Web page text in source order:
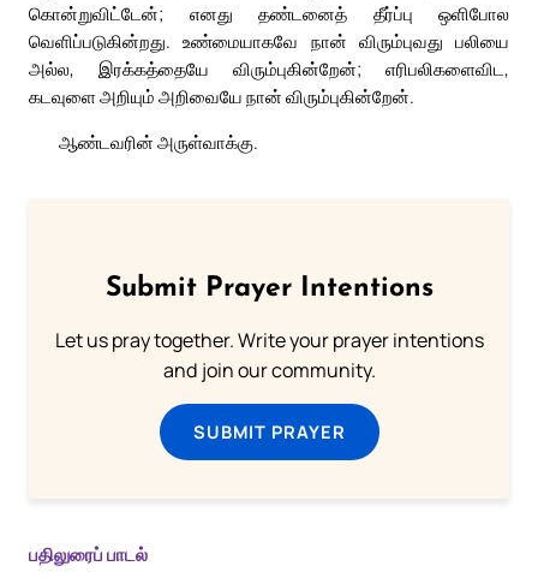
கொன்றுவிட்டேன்; எனது தண்டனைத் தீர்ப்பு ஒளிபோல
வெளிப்படுகின்றது. உண்மையாகவே நான் விரும்புவது பலியை
அல்ல, இரக்கத்தையே விரும்புகின்றேன்; எரிபலிகளைவிட,
கடவுளை அறியும் அறிவையே நான் விரும்புகின்றேன்.
ஆண்டவரின் அருள்வாக்கு.
Submit Prayer Intentions
Let us pray together. Write your prayer intentions
and join our community.
SUBMIT PRAYER
பதிலுரைப் பாடல்